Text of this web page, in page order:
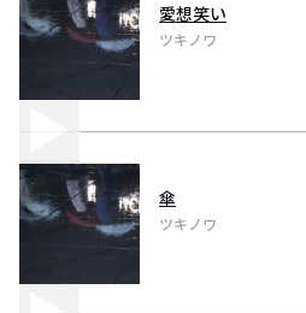
愛想笑い
ツキノワ
傘
ツキノワ